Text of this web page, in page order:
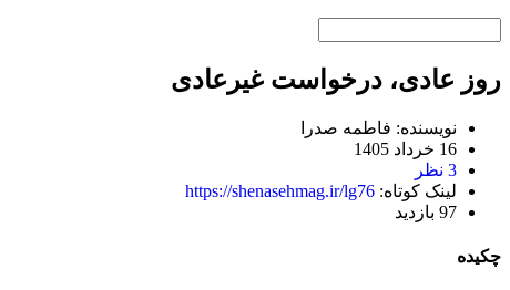
روز عادی، درخواست غیرعادی
نویسنده: فاطمه صدرا
16 خرداد 1405
3 نظر
لینک کوتاه: https://shenasehmag.ir/lg76
97 بازدید
چکیده